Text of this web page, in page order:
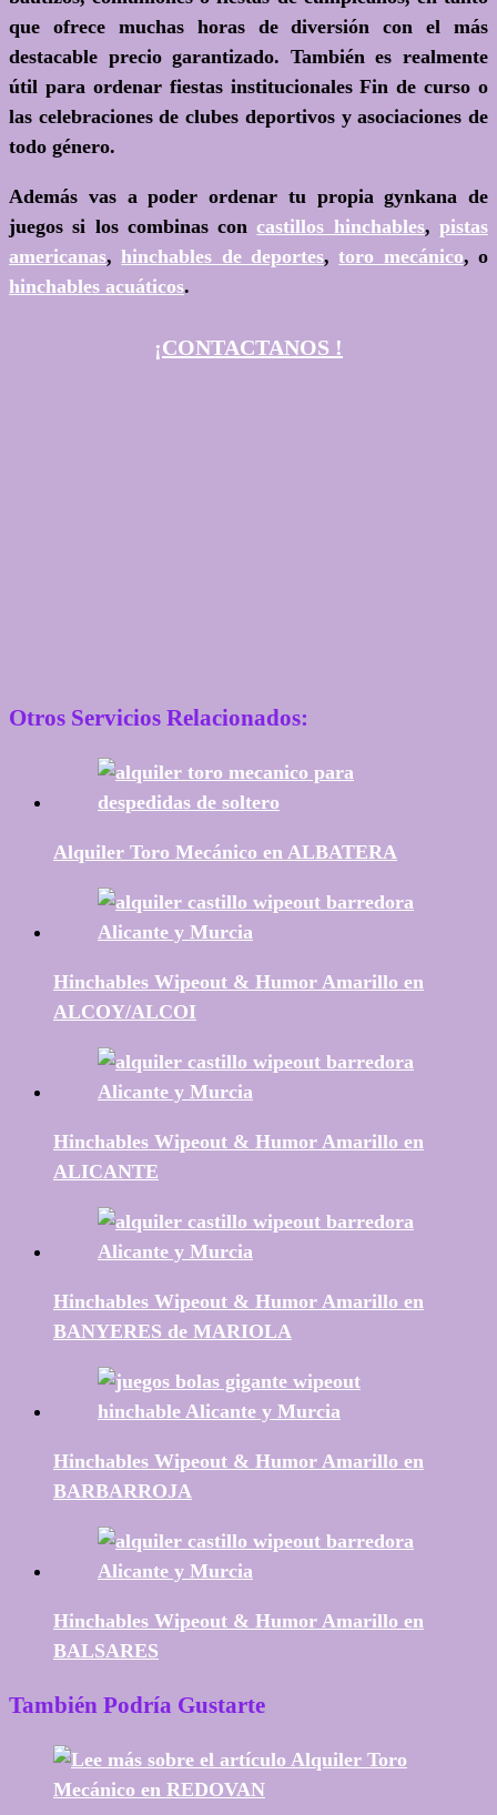
que ofrece muchas horas de diversión con el más
destacable precio garantizado. También es realmente
útil para ordenar fiestas institucionales Fin de curso o
las celebraciones de clubes deportivos y asociaciones de
todo género.
Además vas a poder ordenar tu propia gynkana de
juegos si los combinas concastillos hinchables,pistas
americanas,hinchables de deportes,toro mecánico, o
hinchables acuáticos.
¡CONTACTANOS !
Otros Servicios Relacionados:
Alquiler Toro Mecánico en ALBATERA
Hinchables Wipeout & Humor Amarillo en
ALCOY/ALCOI
Hinchables Wipeout & Humor Amarillo en
ALICANTE
Hinchables Wipeout & Humor Amarillo en
BANYERES de MARIOLA
Hinchables Wipeout & Humor Amarillo en
BARBARROJA
Hinchables Wipeout & Humor Amarillo en
BALSARES
También Podría Gustarte